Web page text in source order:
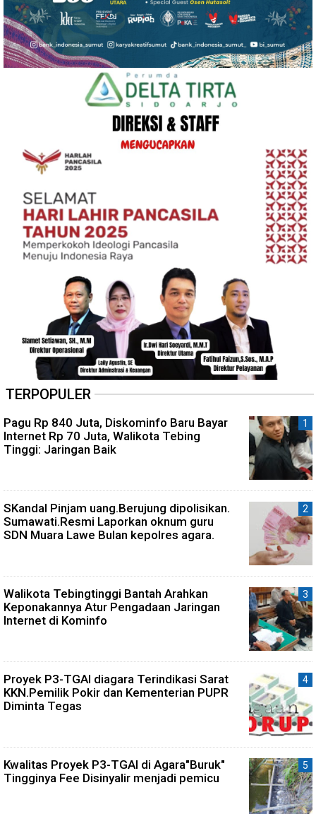
TERPOPULER
Pagu Rp 840 Juta, Diskominfo Baru Bayar
Internet Rp 70 Juta, Walikota Tebing
Tinggi: Jaringan Baik
SKandal Pinjam uang.Berujung dipolisikan.
Sumawati.Resmi Laporkan oknum guru
SDN Muara Lawe Bulan kepolres agara.
Walikota Tebingtinggi Bantah Arahkan
Keponakannya Atur Pengadaan Jaringan
Internet di Kominfo
Proyek P3-TGAI diagara Terindikasi Sarat
KKN.Pemilik Pokir dan Kementerian PUPR
Diminta Tegas
Kwalitas Proyek P3-TGAI di Agara"Buruk"
Tingginya Fee Disinyalir menjadi pemicu